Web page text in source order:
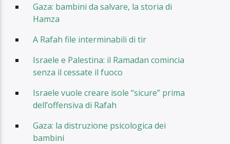
Gaza: bambini da salvare, la storia di
Hamza
A Rafah file interminabili di tir
Israele e Palestina: il Ramadan comincia
senza il cessate il fuoco
Israele vuole creare isole “sicure” prima
dell’offensiva di Rafah
Gaza: la distruzione psicologica dei
bambini